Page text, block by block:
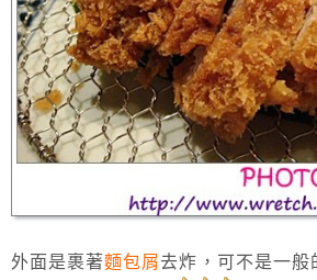
外面是裹著麵包屑去炸，可不是一般